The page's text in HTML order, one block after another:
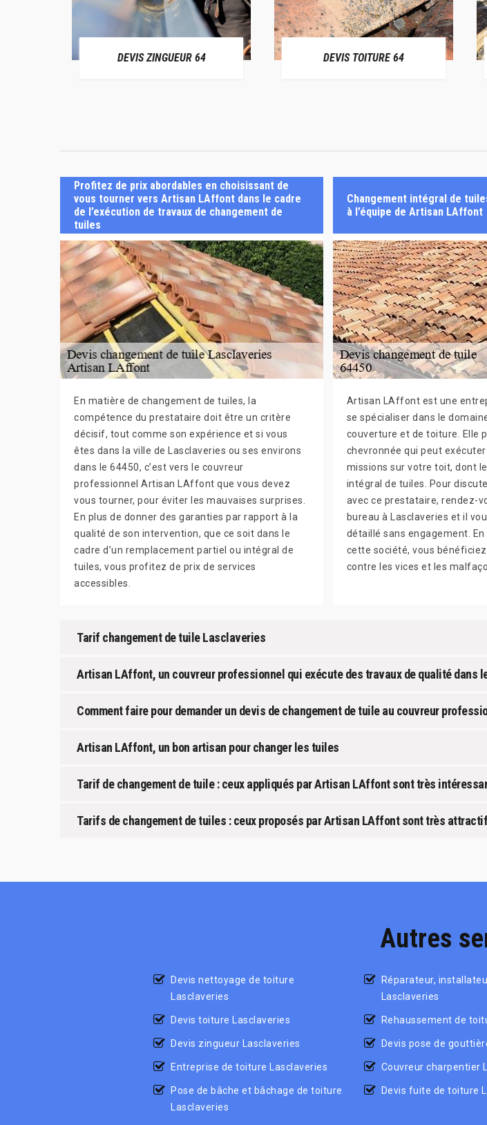
DEVIS ZINGUEUR 64 DEVIS TOITURE 64
Profitez de prix abordables en choisissant de
vous tourner vers Artisan LAffont dans le cadre
de l’exécution de travaux de changement de
tuiles
En matière de changement de tuiles, la
compétence du prestataire doit être un critère
décisif, tout comme son expérience et si vous
êtes dans la ville de Lasclaveries ou ses environs
dans le 64450, c’est vers le couvreur
professionnel Artisan LAffont que vous devez
vous tourner, pour éviter les mauvaises surprises.
En plus de donner des garanties par rapport à la
qualité de son intervention, que ce soit dans le
cadre d’un remplacement partiel ou intégral de
tuiles, vous profitez de prix de services
accessibles.
Changement intégral de
à l’équipe de Artisan LAffont
Artisan LAffont est une
se spécialiser dans le
couverture et de toiture. Elle
chevronnée qui peut
missions sur votre toit, dont
intégral de tuiles. Pour
avec ce prestataire, rendez-
bureau à Lasclaveries et il
détaillé sans engagement.
cette société, vous bénéficiez
contre les vices et les
Tarif changement de tuile Lasclaveries
Artisan LAffont, un couvreur professionnel qui exécute des travaux de qualité dans
Comment faire pour demander un devis de changement de tuile au couvreur
Artisan LAffont, un bon artisan pour changer les tuiles
Tarif de changement de tuile : ceux appliqués par Artisan LAffont sont très
Tarifs de changement de tuiles : ceux proposés par Artisan LAffont sont très
Autres
Devis nettoyage de toiture
Lasclaveries
Devis toiture Lasclaveries
Devis zingueur Lasclaveries
Entreprise de toiture Lasclaveries
Pose de bâche et bâchage de toiture
Lasclaveries
Réparateur,
Lasclaveries
Rehaussement de
Devis pose de
Couvreur charpentier
Devis fuite de toiture